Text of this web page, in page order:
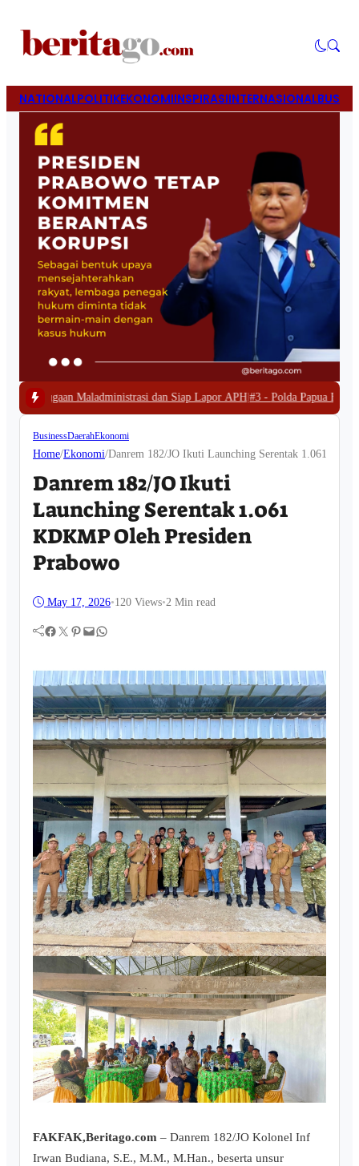
NATIONALPOLITIKEKONOMIINSPIRASIINTERNASIONAL
dan Siap Lapor APH|#3 -Polda Papua Barat Bongkar Tambang
BusinessDaerahEkonomi
Home/Ekonomi/Danrem 182/JO Ikuti Launching Serentak 1.061
Danrem 182/JO Ikuti
Launching Serentak 1.061
KDKMP Oleh Presiden
Prabowo
May 17, 2026•120 Views•2 Min read
Facebook Twitter Pinterest Mail WhatsApp
FAKFAK,Beritago.com – Danrem 182/JO Kolonel Inf
Irwan Budiana, S.E., M.M., M.Han., beserta unsur